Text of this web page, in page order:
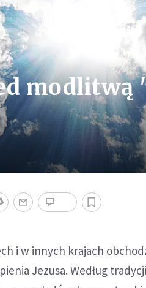
modlitwą
i w innych krajach
Jezusa. Według